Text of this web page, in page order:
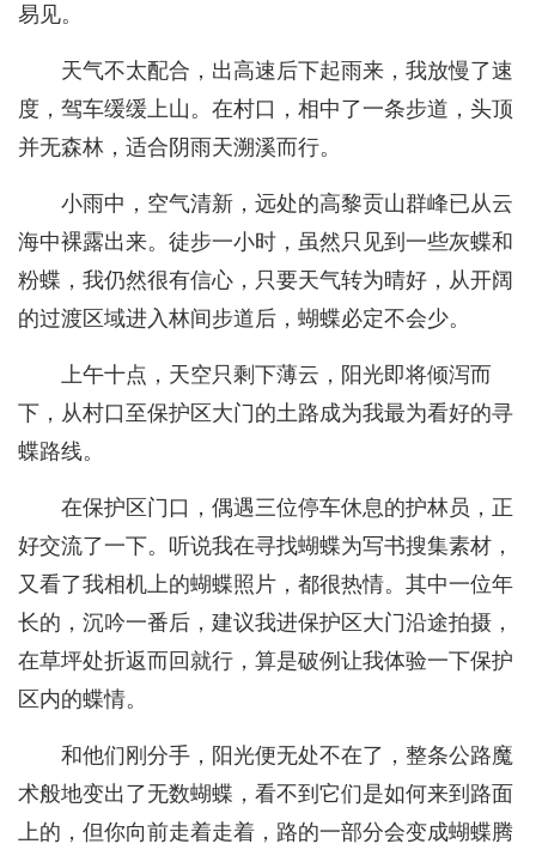
易见。
天气不太配合，出高速后下起雨来，我放慢了速
度，驾车缓缓上山。在村口，相中了一条步道，头顶
并无森林，适合阴雨天溯溪而行。
小雨中，空气清新，远处的高黎贡山群峰已从云
海中裸露出来。徒步一小时，虽然只见到一些灰蝶和
粉蝶，我仍然很有信心，只要天气转为晴好，从开阔
的过渡区域进入林间步道后，蝴蝶必定不会少。
上午十点，天空只剩下薄云，阳光即将倾泻而
下，从村口至保护区大门的土路成为我最为看好的寻
蝶路线。
在保护区门口，偶遇三位停车休息的护林员，正
好交流了一下。听说我在寻找蝴蝶为写书搜集素材，
又看了我相机上的蝴蝶照片，都很热情。其中一位年
长的，沉吟一番后，建议我进保护区大门沿途拍摄，
在草坪处折返而回就行，算是破例让我体验一下保护
区内的蝶情。
和他们刚分手，阳光便无处不在了，整条公路魔
术般地变出了无数蝴蝶，看不到它们是如何来到路面
上的，但你向前走着走着，路的一部分会变成蝴蝶腾